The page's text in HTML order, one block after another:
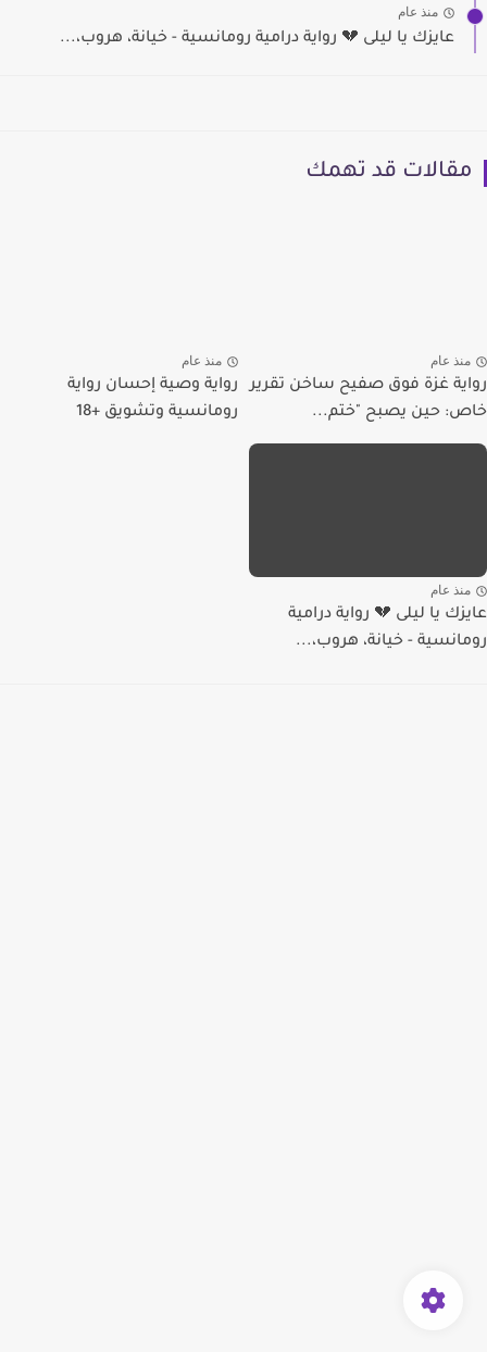
منذ عام
عايزك يا ليلى 💔 رواية درامية رومانسية - خيانة، هروب،...
مقالات قد تهمك
منذ عام
رواية غزة فوق صفيح ساخن تقرير
خاص: حين يصبح "ختم...
منذ عام
رواية وصية إحسان رواية
رومانسية وتشويق +18
منذ عام
عايزك يا ليلى 💔 رواية درامية
رومانسية - خيانة، هروب،...